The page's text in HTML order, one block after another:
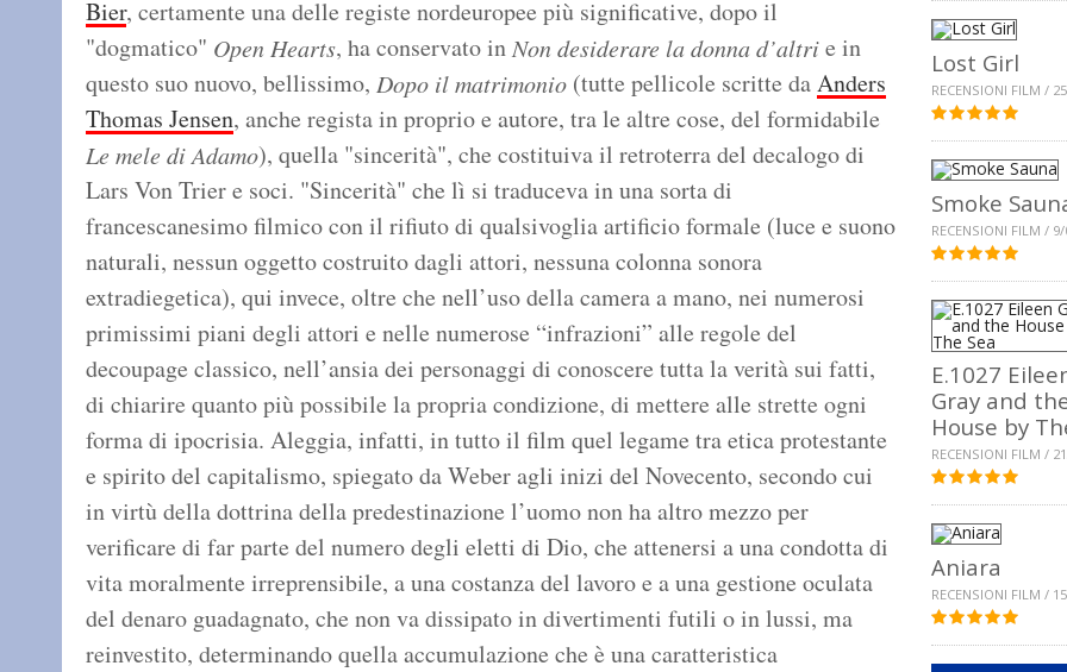
Bier, certamente una delle registe nordeuropee più significative, dopo il
"dogmatico" Open Hearts, ha conservato inNon desiderare la donna d’altrie in
questo suo nuovo, bellissimo, Dopo il matrimonio (tutte pellicole scritte daAnders
Thomas Jensen, anche regista in proprio e autore, tra le altre cose, del formidabile
Le mele di Adamo), quella "sincerità", che costituiva il retroterra del decalogo di
Lars Von Trier e soci. "Sincerità" che lì si traduceva in una sorta di
francescanesimo filmico con il rifiuto di qualsivoglia artificio formale (luce e suono
naturali, nessun oggetto costruito dagli attori, nessuna colonna sonora
extradiegetica), qui invece, oltre che nell’uso della camera a mano, nei numerosi
primissimi piani degli attori e nelle numerose “infrazioni” alle regole del
decoupage classico, nell’ansia dei personaggi di conoscere tutta la verità sui fatti,
di chiarire quanto più possibile la propria condizione, di mettere alle strette ogni
forma di ipocrisia. Aleggia, infatti, in tutto il film quel legame tra etica protestante
e spirito del capitalismo, spiegato da Weber agli inizi del Novecento, secondo cui
in virtù della dottrina della predestinazione l’uomo non ha altro mezzo per
verificare di far parte del numero degli eletti di Dio, che attenersi a una condotta di
vita moralmente irreprensibile, a una costanza del lavoro e a una gestione oculata
del denaro guadagnato, che non va dissipato in divertimenti futili o in lussi, ma
reinvestito, determinando quella accumulazione che è una caratteristica
Lost Girl
RECENSIONI FILM /
Smoke
RECENSIONI FILM /
E.1027
Gray and
House by
RECENSIONI FILM /
Aniara
RECENSIONI FILM /